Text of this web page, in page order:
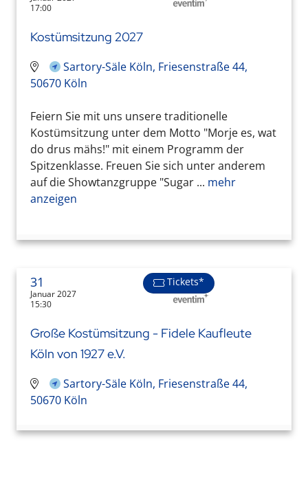
17:00
Kostümsitzung 2027
Sartory-Säle Köln, Friesenstraße 44,
50670 Köln
Feiern Sie mit uns unsere traditionelle
Kostümsitzung unter dem Motto "Morje es, wat
do drus mähs!" mit einem Programm der
Spitzenklasse. Freuen Sie sich unter anderem
auf die Showtanzgruppe "Sugar ... mehr
anzeigen
31
Januar 2027
15:30
Tickets*
Große Kostümsitzung - Fidele Kaufleute
Köln von 1927 e.V.
Sartory-Säle Köln, Friesenstraße 44,
50670 Köln